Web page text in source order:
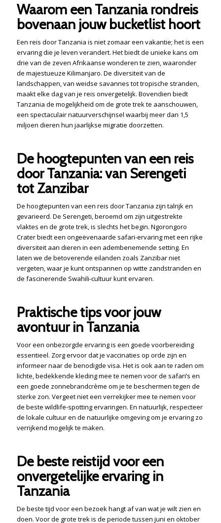
Waarom een Tanzania rondreis
bovenaan jouw bucketlist hoort
Een reis door Tanzania is niet zomaar een vakantie; het is een
ervaring die je leven verandert. Het biedt de unieke kans om
drie van de zeven Afrikaanse wonderen te zien, waaronder
de majestueuze Kilimanjaro. De diversiteit van de
landschappen, van weidse savannes tot tropische stranden,
maakt elke dag van je reis onvergetelijk. Bovendien biedt
Tanzania de mogelijkheid om de grote trek te aanschouwen,
een spectaculair natuurverschijnsel waarbij meer dan 1,5
miljoen dieren hun jaarlijkse migratie doorzetten.
De hoogtepunten van een reis
door Tanzania: van Serengeti
tot Zanzibar
De hoogtepunten van een reis door Tanzania zijn talrijk en
gevarieerd. De Serengeti, beroemd om zijn uitgestrekte
vlaktes en de grote trek, is slechts het begin. Ngorongoro
Crater biedt een ongeëvenaarde safari-ervaring met een rijke
diversiteit aan dieren in een adembenemende setting. En
laten we de betoverende eilanden zoals Zanzibar niet
vergeten, waar je kunt ontspannen op witte zandstranden en
de fascinerende Swahili-cultuur kunt ervaren.
Praktische tips voor jouw
avontuur in Tanzania
Voor een onbezorgde ervaring is een goede voorbereiding
essentieel. Zorg ervoor dat je vaccinaties op orde zijn en
informeer naar de benodigde visa. Het is ook aan te raden om
lichte, bedekkende kleding mee te nemen voor de safari’s en
een goede zonnebrandcrème om je te beschermen tegen de
sterke zon. Vergeet niet een verrekijker mee te nemen voor
de beste wildlife-spotting ervaringen. En natuurlijk, respecteer
de lokale cultuur en de natuurlijke omgeving om je ervaring zo
verrijkend mogelijk te maken.
De beste reistijd voor een
onvergetelijke ervaring in
Tanzania
De beste tijd voor een bezoek hangt af van wat je wilt zien en
doen. Voor de grote trek is de periode tussen juni en oktober